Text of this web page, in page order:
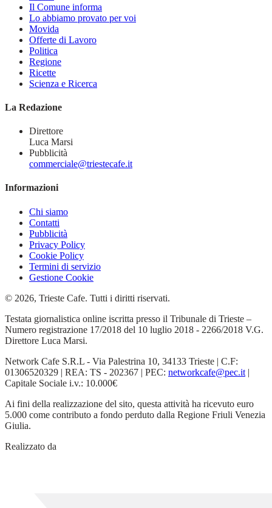
Il Comune informa
Lo abbiamo provato per voi
Movida
Offerte di Lavoro
Politica
Regione
Ricette
Scienza e Ricerca
La Redazione
Direttore
Luca Marsi
Pubblicità
commerciale@triestecafe.it
Informazioni
Chi siamo
Contatti
Pubblicità
Privacy Policy
Cookie Policy
Termini di servizio
Gestione Cookie
© 2026, Trieste Cafe. Tutti i diritti riservati.
Testata giornalistica online iscritta presso il Tribunale di Trieste –
Numero registrazione 17/2018 del 10 luglio 2018 - 2266/2018 V.G.
Direttore Luca Marsi.
Network Cafe S.R.L - Via Palestrina 10, 34133 Trieste | C.F:
01306520329 | REA: TS - 202367 | PEC: networkcafe@pec.it |
Capitale Sociale i.v.: 10.000€
Ai fini della realizzazione del sito, questa attività ha ricevuto euro
5.000 come contributo a fondo perduto dalla Regione Friuli Venezia
Giulia.
Realizzato da